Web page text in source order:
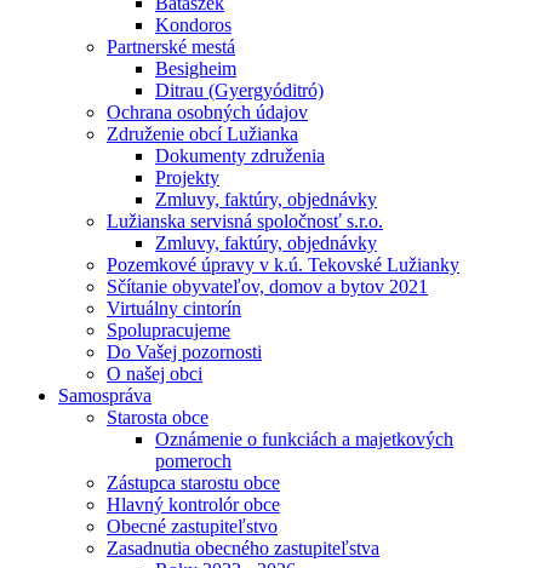
Kondoros
Partnerské mestá
Besigheim
Ditrau (Gyergyóditró)
Ochrana osobných údajov
Združenie obcí Lužianka
Dokumenty združenia
Projekty
Zmluvy, faktúry, objednávky
Lužianska servisná spoločnosť s.r.o.
Zmluvy, faktúry, objednávky
Pozemkové úpravy v k.ú. Tekovské Lužianky
Sčítanie obyvateľov, domov a bytov 2021
Virtuálny cintorín
Spolupracujeme
Do Vašej pozornosti
O našej obci
Samospráva
Starosta obce
Oznámenie o funkciách a majetkových
pomeroch
Zástupca starostu obce
Hlavný kontrolór obce
Obecné zastupiteľstvo
Zasadnutia obecného zastupiteľstva